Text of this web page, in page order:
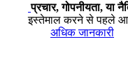
प्रचार, गोपनीयता, या
इस्तेमाल करने से पहले
अधिक जानकारी